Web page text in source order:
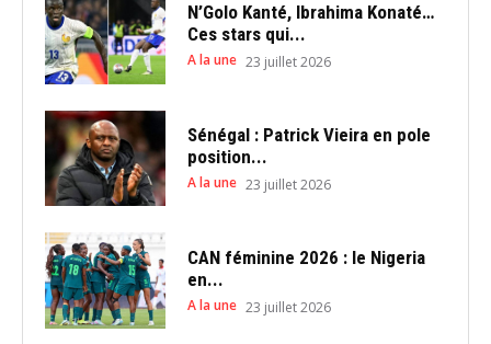
N’Golo Kanté, Ibrahima Konaté…
Ces stars qui...
A la une 23 juillet 2026
Sénégal : Patrick Vieira en pole
position...
A la une 23 juillet 2026
CAN féminine 2026 : le Nigeria
en...
A la une 23 juillet 2026